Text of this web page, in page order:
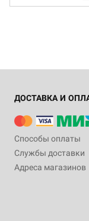
ДОСТАВКА И
Способы оплаты
Службы доставки
Адреса магазинов